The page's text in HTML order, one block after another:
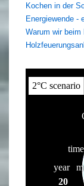
Kochen in der
Energiewende -
Warum wir beim